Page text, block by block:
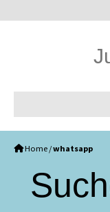
Home /whatsapp